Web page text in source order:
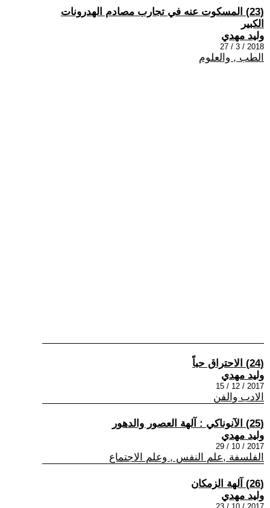
(23) المسكوت عنه في تجارب مصادم الهدرونات
الكبير
وليد مهدي
2018 / 3 / 27
الطب , والعلوم
(24) الاحتراق حباً
وليد مهدي
2017 / 12 / 15
الادب والفن
(25) الآنوناكي : آلهة العصور والدهور
وليد مهدي
2017 / 10 / 29
الفلسفة ,علم النفس , وعلم الاجتماع
(26) آلهة الزمكان
وليد مهدي